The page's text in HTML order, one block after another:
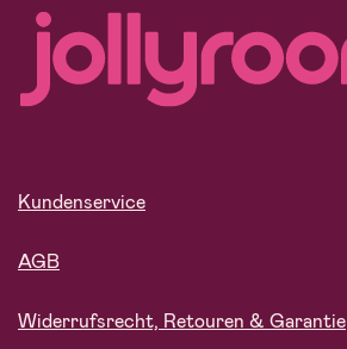
Kundenservice
AGB
Widerrufsrecht, Retouren & Garantie